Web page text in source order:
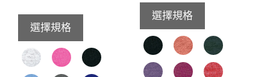
到
HK$37.0
選擇規格
價
格：
HK$49.0。
選擇規格